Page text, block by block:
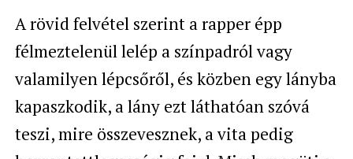
A rövid felvétel szerint a rapper épp
félmeztelenül lelép a színpadról vagy
valamilyen lépcsőről, és közben egy lányba
kapaszkodik, a lány ezt láthatóan szóvá
teszi, mire összevesznek, a vita pedig